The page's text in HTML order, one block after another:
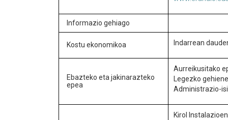
Informazio gehiago
Kostu ekonomikoa Indarrean
Ebazteko eta jakinarazteko
epea
Aurreikusitako
Legezko
Administrazio-
Kirol